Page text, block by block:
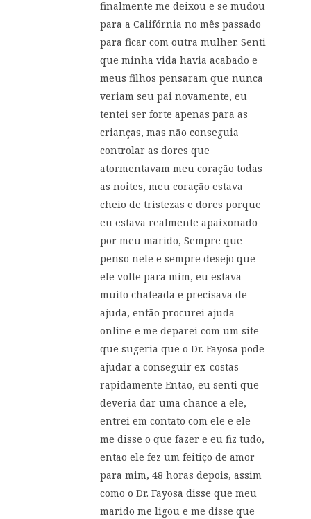
finalmente me deixou e se mudou
para a Califórnia no mês passado
para ficar com outra mulher. Senti
que minha vida havia acabado e
meus filhos pensaram que nunca
veriam seu pai novamente, eu
tentei ser forte apenas para as
crianças, mas não conseguia
controlar as dores que
atormentavam meu coração todas
as noites, meu coração estava
cheio de tristezas e dores porque
eu estava realmente apaixonado
por meu marido, Sempre que
penso nele e sempre desejo que
ele volte para mim, eu estava
muito chateada e precisava de
ajuda, então procurei ajuda
online e me deparei com um site
que sugeria que o Dr. Fayosa pode
ajudar a conseguir ex-costas
rapidamente Então, eu senti que
deveria dar uma chance a ele,
entrei em contato com ele e ele
me disse o que fazer e eu fiz tudo,
então ele fez um feitiço de amor
para mim, 48 horas depois, assim
como o Dr. Fayosa disse que meu
marido me ligou e me disse que